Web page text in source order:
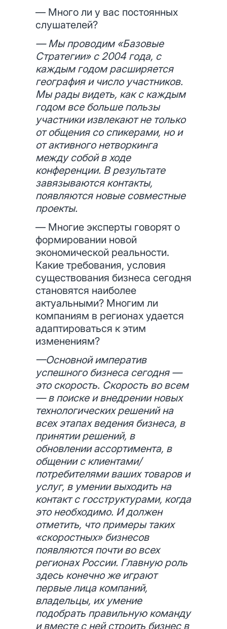
— Много ли у вас постоянных
слушателей?
— Мы проводим «Базовые
Стратегии» с 2004 года, с
каждым годом расширяется
география и число участников.
Мы рады видеть, как с каждым
годом все больше пользы
участники извлекают не только
от общения со спикерами, но и
от активного нетворкинга
между собой в ходе
конференции. В результате
завязываются контакты,
появляются новые совместные
проекты.
— Многие эксперты говорят о
формировании новой
экономической реальности.
Какие требования, условия
существования бизнеса сегодня
становятся наиболее
актуальными? Многим ли
компаниям в регионах удается
адаптироваться к этим
изменениям?
—Основной императив
успешного бизнеса сегодня —
это скорость. Скорость во всем
— в поиске и внедрении новых
технологических решений на
всех этапах ведения бизнеса, в
принятии решений, в
обновлении ассортимента, в
общении с клиентами/
потребителями ваших товаров и
услуг, в умении выходить на
контакт с госструктурами, когда
это необходимо. И должен
отметить, что примеры таких
«скоростных» бизнесов
появляются почти во всех
регионах России. Главную роль
здесь конечно же играют
первые лица компаний,
владельцы, их умение
подобрать правильную команду
и вместе с ней строить бизнес в